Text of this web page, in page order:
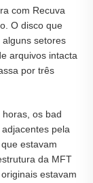
com Recuva
O disco que
setores
arquivos intacta
por três
os bad
pela
estavam
da MFT
estavam